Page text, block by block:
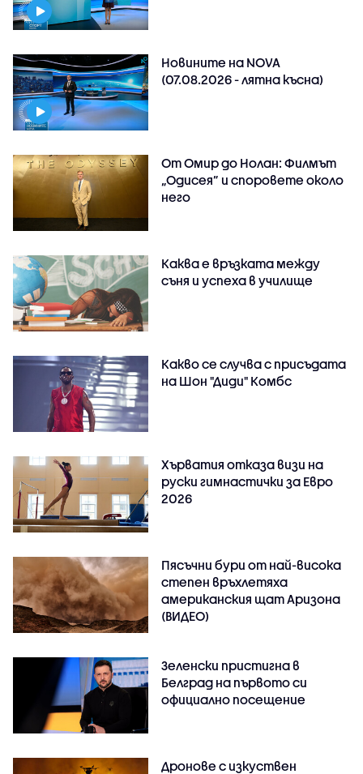
Новините на NOVA
(07.08.2026 - лятна късна)
От Омир до Нолан: Филмът
„Одисея” и споровете около
него
Каква е връзката между
съня и успеха в училище
Какво се случва с присъдата
на Шон "Диди" Комбс
Хърватия отказа визи на
руски гимнастички за Евро
2026
Пясъчни бури от най-висока
степен връхлетяха
американския щат Аризона
(ВИДЕО)
Зеленски пристигна в
Белград на първото си
официално посещение
Дронове с изкуствен